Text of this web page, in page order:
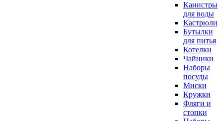
Канистры
для воды
Кастрюли
Бутылки
для питья
Котелки
Чайники
Наборы
посуды
Миски
Кружки
Фляги и
стопки